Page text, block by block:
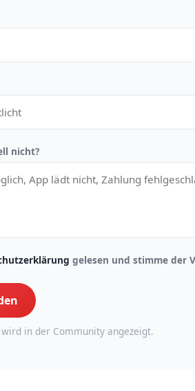
nicht?
gelesen und stimme der
in der Community angezeigt.